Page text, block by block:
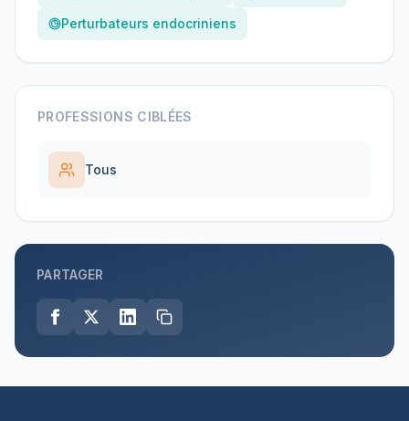
Perturbateurs endocriniens
PROFESSIONS CIBLÉES
Tous
PARTAGER